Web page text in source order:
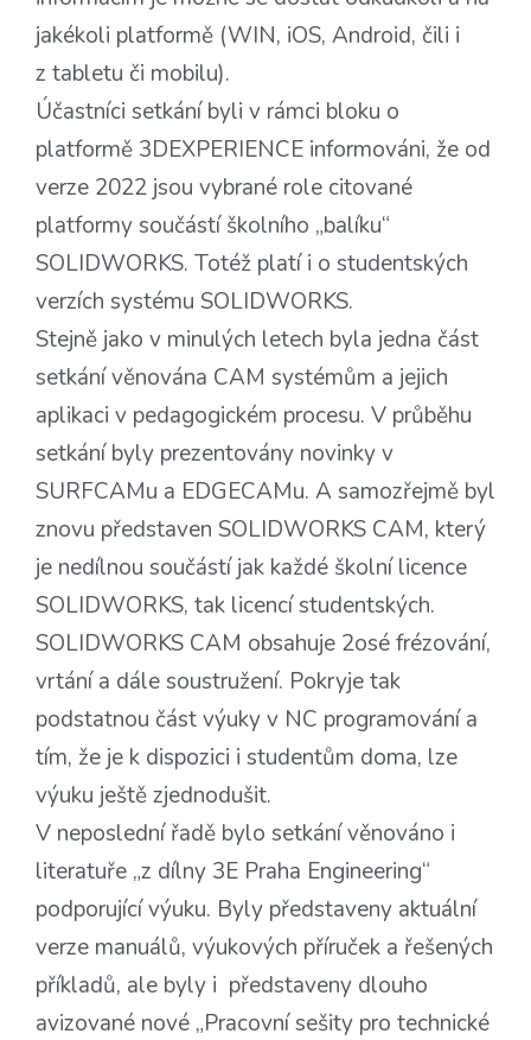
jakékoli platformě (WIN, iOS, Android, čili i
z tabletu či mobilu).
Účastníci setkání byli v rámci bloku o
platformě 3DEXPERIENCE informováni, že od
verze 2022 jsou vybrané role citované
platformy součástí školního „balíku“
SOLIDWORKS. Totéž platí i o studentských
verzích systému SOLIDWORKS.
Stejně jako v minulých letech byla jedna část
setkání věnována CAM systémům a jejich
aplikaci v pedagogickém procesu. V průběhu
setkání byly prezentovány novinky v
SURFCAMu a EDGECAMu. A samozřejmě byl
znovu představen SOLIDWORKS CAM, který
je nedílnou součástí jak každé školní licence
SOLIDWORKS, tak licencí studentských.
SOLIDWORKS CAM obsahuje 2osé frézování,
vrtání a dále soustružení. Pokryje tak
podstatnou část výuky v NC programování a
tím, že je k dispozici i studentům doma, lze
výuku ještě zjednodušit.
V neposlední řadě bylo setkání věnováno i
literatuře „z dílny 3E Praha Engineering“
podporující výuku. Byly představeny aktuální
verze manuálů, výukových příruček a řešených
příkladů, ale byly i představeny dlouho
avizované nové „Pracovní sešity pro technické